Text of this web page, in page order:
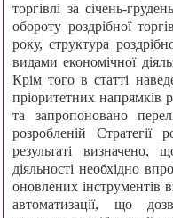
торгівлі за січень-
обороту роздрібної
року, структура
видами економічної
Крім того в статті
пріоритетних напрямків
та запропоновано
розробленій Стратегії
результаті визначено,
діяльності необхідно
оновлених інструментів
автоматизації, що